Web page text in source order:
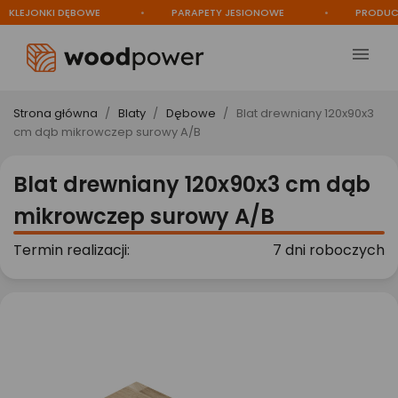
DĘBOWE PARAPETY JESIONOWE PRODUCENT

Strona główna Blaty Dębowe
Blat drewniany 120x90x3
cm dąb mikrowczep surowy A/B
Blat drewniany 120x90x3 cm dąb
mikrowczep surowy A/B
Termin realizacji: 7 dni roboczych